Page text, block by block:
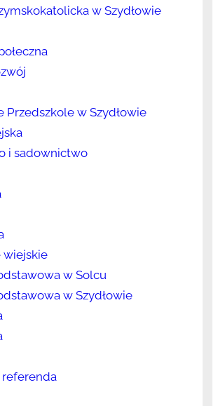
w Szydłowie
Przedszkole w Szydłowie
i sadownictwo
wiejskie
w Solcu
w Szydłowie